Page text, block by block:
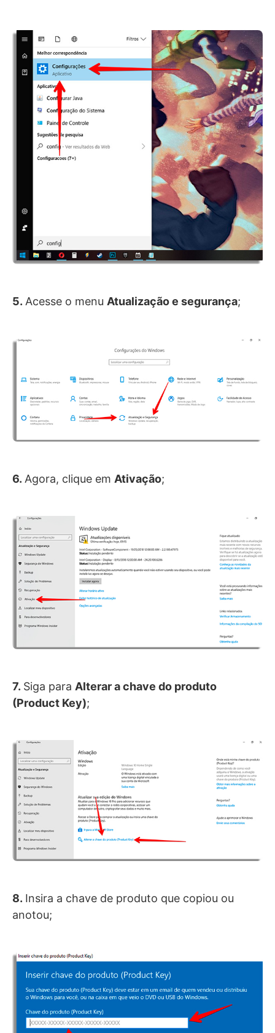
5. Acesse o menu Atualização e segurança;
6. Agora, clique em Ativação;
7. Siga para Alterar a chave do produto
(Product Key);
8. Insira a chave de produto que copiou ou
anotou;